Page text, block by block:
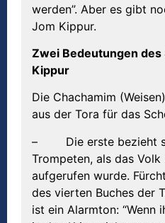
werden”. Aber es gibt
Jom Kippur.
Zwei Bedeutungen des
Kippur
Die Chachamim
aus der Tora für das
– Die erste bezieht
Trompeten, als das Volk
aufgerufen wurde.
des vierten Buches der
ist ein Alarmton: “Wenn